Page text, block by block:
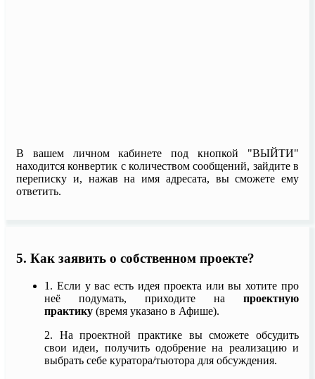
В вашем личном кабинете под кнопкой "ВЫЙТИ"
находится конвертик с количеством сообщений, зайдите в
переписку и, нажав на имя адресата, вы сможете ему
ответить.
5. Как заявить о собственном проекте?
1. Если у вас есть идея проекта или вы хотите про
неё подумать, приходите на проектную
практику (время указано в Афише).
2. На проектной практике вы сможете обсудить
свои идеи, получить одобрение на реализацию и
выбрать себе куратора/тьютора для обсуждения.